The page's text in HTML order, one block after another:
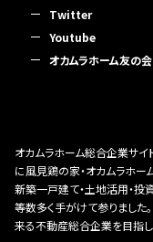
Twitter
Youtube
オカムラホーム友の会
オカムラホーム総合企業サイ
に風見鶏の家・オカムラホ
新築一戸建て・土地活用・投
等数多く手がけて参りました
来る不動産総合企業を目指し